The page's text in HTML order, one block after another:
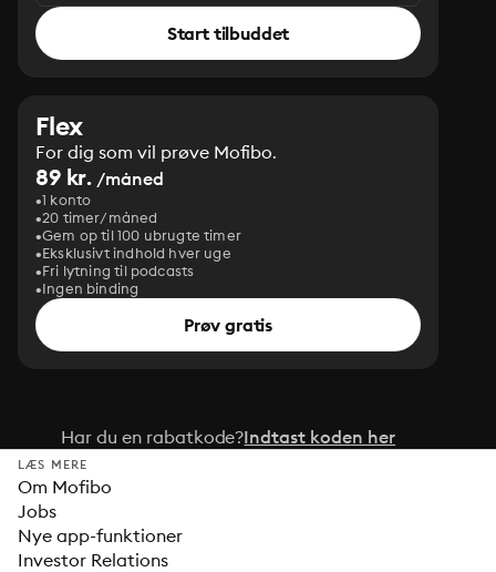
Start tilbuddet
Flex
For dig som vil prøve Mofibo.
89 kr. /måned
1 konto
20 timer/måned
Gem op til 100 ubrugte timer
Eksklusivt indhold hver uge
Fri lytning til podcasts
Ingen binding
Prøv gratis
Har du en rabatkode?Indtast koden her
LÆS MERE
Om Mofibo
Jobs
Nye app-funktioner
Investor Relations